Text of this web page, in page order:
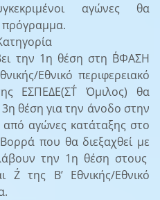
αγώνες θα
πρόγραμμα.
την 1η θέση στη Β΄ΦΑΣΗ
Εθνικό περιφερειακό
ΕΣΠΕΔΕ(ΣΤ΄ Όμιλος) θα
3η θέση για την άνοδο στην
από αγώνες κατάταξης στο
που θα διεξαχθεί με
την 1η θέση στους
Ζ΄ της Β’ Εθνικής/Εθνικό